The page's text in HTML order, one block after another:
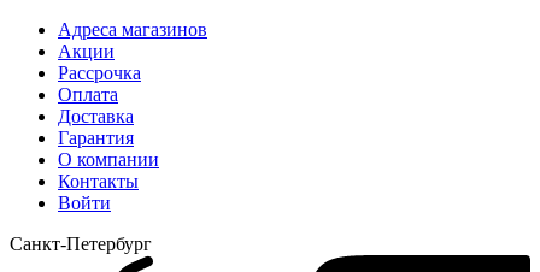
Адреса магазинов
Акции
Рассрочка
Оплата
Доставка
Гарантия
О компании
Контакты
Войти
Санкт-Петербург